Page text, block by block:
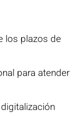
los plazos de
para atender